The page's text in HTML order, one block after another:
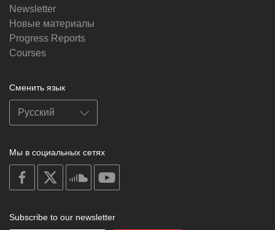
Newsletter
Новые материалы
Progress Reports
Courses
Сменить язык
Мы в социальных сетях
on
facebook
soundcloud
Subscribe to our newsletter